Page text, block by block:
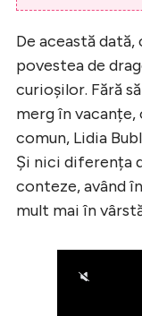
De această
povestea de
curioșilor. Fără
merg în
comun, Lidia
Și nici diferența
conteze, având
mult mai în